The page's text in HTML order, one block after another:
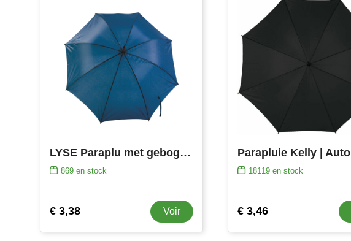
LYSE Paraplu met gebogen houten steel en handvat
869en stock
€ 3,38 Voir
18119 en stock
€ 3,46